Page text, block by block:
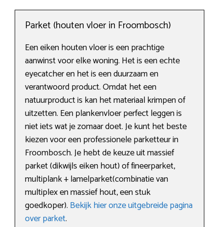
Parket (houten vloer in Froombosch)
Een eiken houten vloer is een prachtige
aanwinst voor elke woning. Het is een echte
eyecatcher en het is een duurzaam en
verantwoord product. Omdat het een
natuurproduct is kan het materiaal krimpen of
uitzetten. Een plankenvloer perfect leggen is
niet iets wat je zomaar doet. Je kunt het beste
kiezen voor een professionele parketteur in
Froombosch. Je hebt de keuze uit massief
parket (dikwijls eiken hout) of fineerparket,
multiplank + lamelparket(combinatie van
multiplex en massief hout, een stuk
goedkoper). Bekijk hier onze uitgebreide pagina
over parket.